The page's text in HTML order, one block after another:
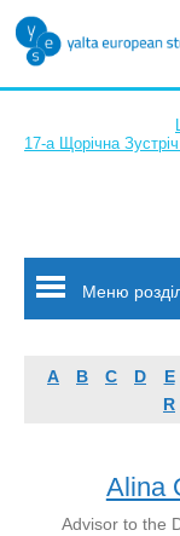
17-а Щорічна
Меню
A B C D E
R
Alina
Advisor to the